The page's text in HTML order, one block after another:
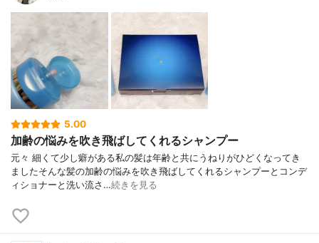
5.00
加齢の悩みを吹き飛ばしてくれるシャンプー
元々 細くて 少し癖がある私の髪は 年齢と共にうねりがひどくなってき
ました そんな髪の加齢の悩みを 吹き飛ばしてくれるシャンプーと コンデ
ィショナーと洗い流さ…続きを見る